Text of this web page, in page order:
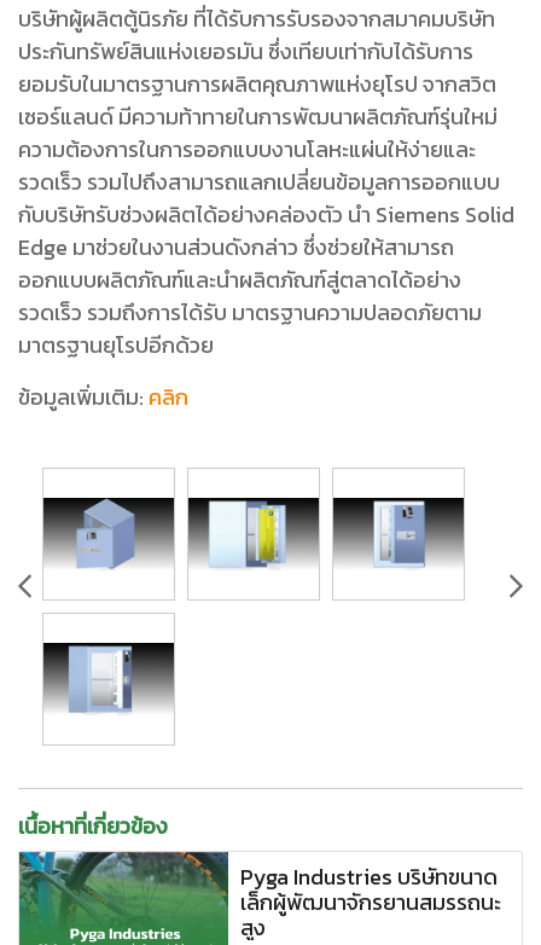
บริษัทผู้ผลิตตู้นิรภัย ที่ได้รับการรับรองจากสมาคมบริษัท
ประกันทรัพย์สินแห่งเยอรมัน ซึ่งเทียบเท่ากับได้รับการ
ยอมรับในมาตรฐานการผลิตคุณภาพแห่งยุโรป จากสวิต
เซอร์แลนด์ มีความท้าทายในการพัฒนาผลิตภัณฑ์รุ่นใหม่
ความต้องการในการออกแบบงานโลหะแผ่นให้ง่ายและ
รวดเร็ว รวมไปถึงสามารถแลกเปลี่ยนข้อมูลการออกแบบ
กับบริษัทรับช่วงผลิตได้อย่างคล่องตัว นำ Siemens Solid
Edge มาช่วยในงานส่วนดังกล่าว ซึ่งช่วยให้สามารถ
ออกแบบผลิตภัณฑ์และนำผลิตภัณฑ์สู่ตลาดได้อย่าง
รวดเร็ว รวมถึงการได้รับ มาตรฐานความปลอดภัยตาม
มาตรฐานยุโรปอีกด้วย
ข้อมูลเพิ่มเติม: คลิก
เนื้อหาที่เกี่ยวข้อง
Pyga Industries บริษัทขนาด
เล็กผู้พัฒนาจักรยานสมรรถนะ
สูง